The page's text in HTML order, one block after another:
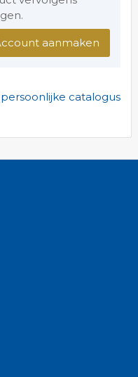
aanmaken
catalogus